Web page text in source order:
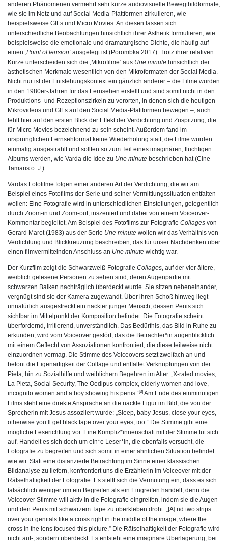
anderen Phänomenen vermehrt sehr kurze audiovisuelle Bewegtbildformate,
wie sie im Netz und auf Social Media-Plattformen zirkulieren, wie
beispielsweise GIFs und Micro Movies. An diesen lassen sich
unterschiedliche Beobachtungen hinsichtlich ihrer Ästhetik formulieren, wie
beispielsweise die emotionale und dramaturgische Dichte, die häufig auf
einen ‚Point of tension‘ ausgelegt ist (Porombka 2017). Trotz ihrer relativen
Kürze unterscheiden sich die ‚Mikrofilme‘ aus Une minute hinsichtlich der
ästhetischen Merkmale wesentlich von den Mikroformaten der Social Media.
Nicht nur ist der Entstehungskontext ein gänzlich anderer – die Filme wurden
in den 1980er-Jahren für das Fernsehen erstellt und sind somit nicht in den
Produktions- und Rezeptionszirkeln zu verorten, in denen sich die heutigen
Mikrovideos und GIFs auf den Social Media-Plattformen bewegen –, auch
fehlt hier auf den ersten Blick der Effekt der Verdichtung und Zuspitzung, die
für Micro Movies bezeichnend zu sein scheint. Außerdem fand im
ursprünglichen Fernsehformat keine Wiederholung statt, die Filme wurden
einmalig ausgestrahlt und sollten so zum Teil eines imaginären, flüchtigen
Albums werden, wie Varda die Idee zu Une minute beschrieben hat (Cine
Tamaris o. J.).
Vardas Fotofilme folgen einer anderen Art der Verdichtung, die wir am
Beispiel eines Fotofilms der Serie und seiner Vermittlungssituation entfalten
wollen: Eine Fotografie wird in unterschiedlichen Einstellungen, gelegentlich
durch Zoom-in und Zoom-out, inszeniert und dabei von einem Voiceover-
Kommentar begleitet. Am Beispiel des Fotofilms zur Fotografie Collages von
Gerard Marot (1983) aus der Serie Une minute wollen wir das Verhältnis von
Verdichtung und Blickkreuzung beschreiben, das für unser Nachdenken über
einen filmvermittelnden Anschluss an Une minute wichtig war.
Der Kurzfilm zeigt die Schwarzweiß-Fotografie Collages, auf der vier ältere,
weiblich gelesene Personen zu sehen sind, deren Augenpartie mit
schwarzen Balken nachträglich überdeckt wurde. Sie sitzen nebeneinander,
vergnügt sind sie der Kamera zugewandt. Über ihren Schoß hinweg liegt
unnatürlich ausgestreckt ein nackter junger Mensch, dessen Penis sich
sichtbar im Mittelpunkt der Komposition befindet. Die Fotografie scheint
überfordernd, irritierend, unverständlich. Das Bedürfnis, das Bild in Ruhe zu
erkunden, wird vom Voiceover gestört, das die Betrachter*in augenblicklich
mit einem Geflecht von Assoziationen konfrontiert, die diese teilweise nicht
einzuordnen vermag. Die Stimme des Voiceovers setzt zweifach an und
betont die Eigenartigkeit der Collage und entfaltet Verknüpfungen von der
Pieta, hin zu Sozialhilfe und weiblichem Begehren im Alter. „X-rated movies,
La Pieta, Social Security, The Oedipus complex, elderly women and love,
incognito women and a boy showing his penis.“[3] Am Ende des einminütigen
Films steht eine direkte Ansprache an die nackte Figur im Bild, die von der
Sprecherin mit Jesus assoziiert wurde: „Sleep, baby Jesus, close your eyes,
otherwise you’ll get black tape over your eyes, too.“ Die Stimme gibt eine
mögliche Leserichtung vor. Eine Kompliz*innenschaft mit der Stimme tut sich
auf. Handelt es sich doch um ein*e Leser*in, die ebenfalls versucht, die
Fotografie zu begreifen und sich somit in einer ähnlichen Situation befindet
wie wir. Statt eine distanzierte Betrachtung im Sinne einer klassischen
Bildanalyse zu liefern, konfrontiert uns die Erzählerin im Voiceover mit der
Rätselhaftigkeit der Fotografie. Es stellt sich die Vermutung ein, dass es sich
tatsächlich weniger um ein Begreifen als ein Eingreifen handelt; denn die
Voiceover Stimme will aktiv in die Fotografie eingreifen, indem sie die Augen
und den Penis mit schwarzem Tape zu überkleben droht: „[A] nd two strips
over your genitals like a cross right in the middle of the image, where the
cross in the lens focused this picture.” Die Rätselhaftigkeit der Fotografie wird
nicht auf-, sondern überdeckt. Es entsteht eine imaginäre Überlagerung, bei